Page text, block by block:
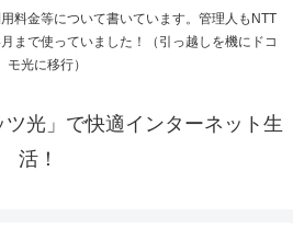
料金等について書いています。管理人もNTT
まで使っていました！（引っ越しを機にドコ
モ光に移行）
光」で快適インターネット生
活！